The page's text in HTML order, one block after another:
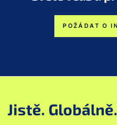
POŽÁDAT O
Jistě.